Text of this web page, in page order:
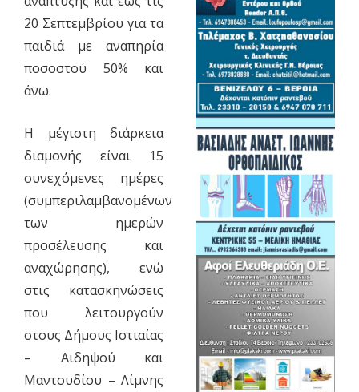
20 Σεπτεμβρίου για τα
παιδιά με αναπηρία
ποσοστού 50% και
άνω.
Η μέγιστη διάρκεια
διαμονής είναι 15
συνεχόμενες ημέρες
(συμπεριλαμβανομένων
των ημερών
προσέλευσης και
αναχώρησης), ενώ
στις κατασκηνώσεις
που λειτουργούν
στους Δήμους Ιστιαίας
– Αιδηψού και
Μαντουδίου – Λίμνης